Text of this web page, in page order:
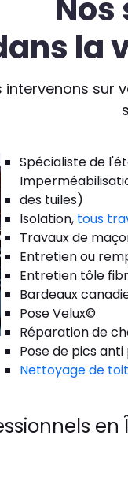
la
intervenons sur
Spécialiste de
des tuiles)
Isolation, tous
Travaux de
Entretien ou
Entretien tôle
Bardeaux
Pose Velux©
Réparation de
Pose de pics anti
Nettoyage de